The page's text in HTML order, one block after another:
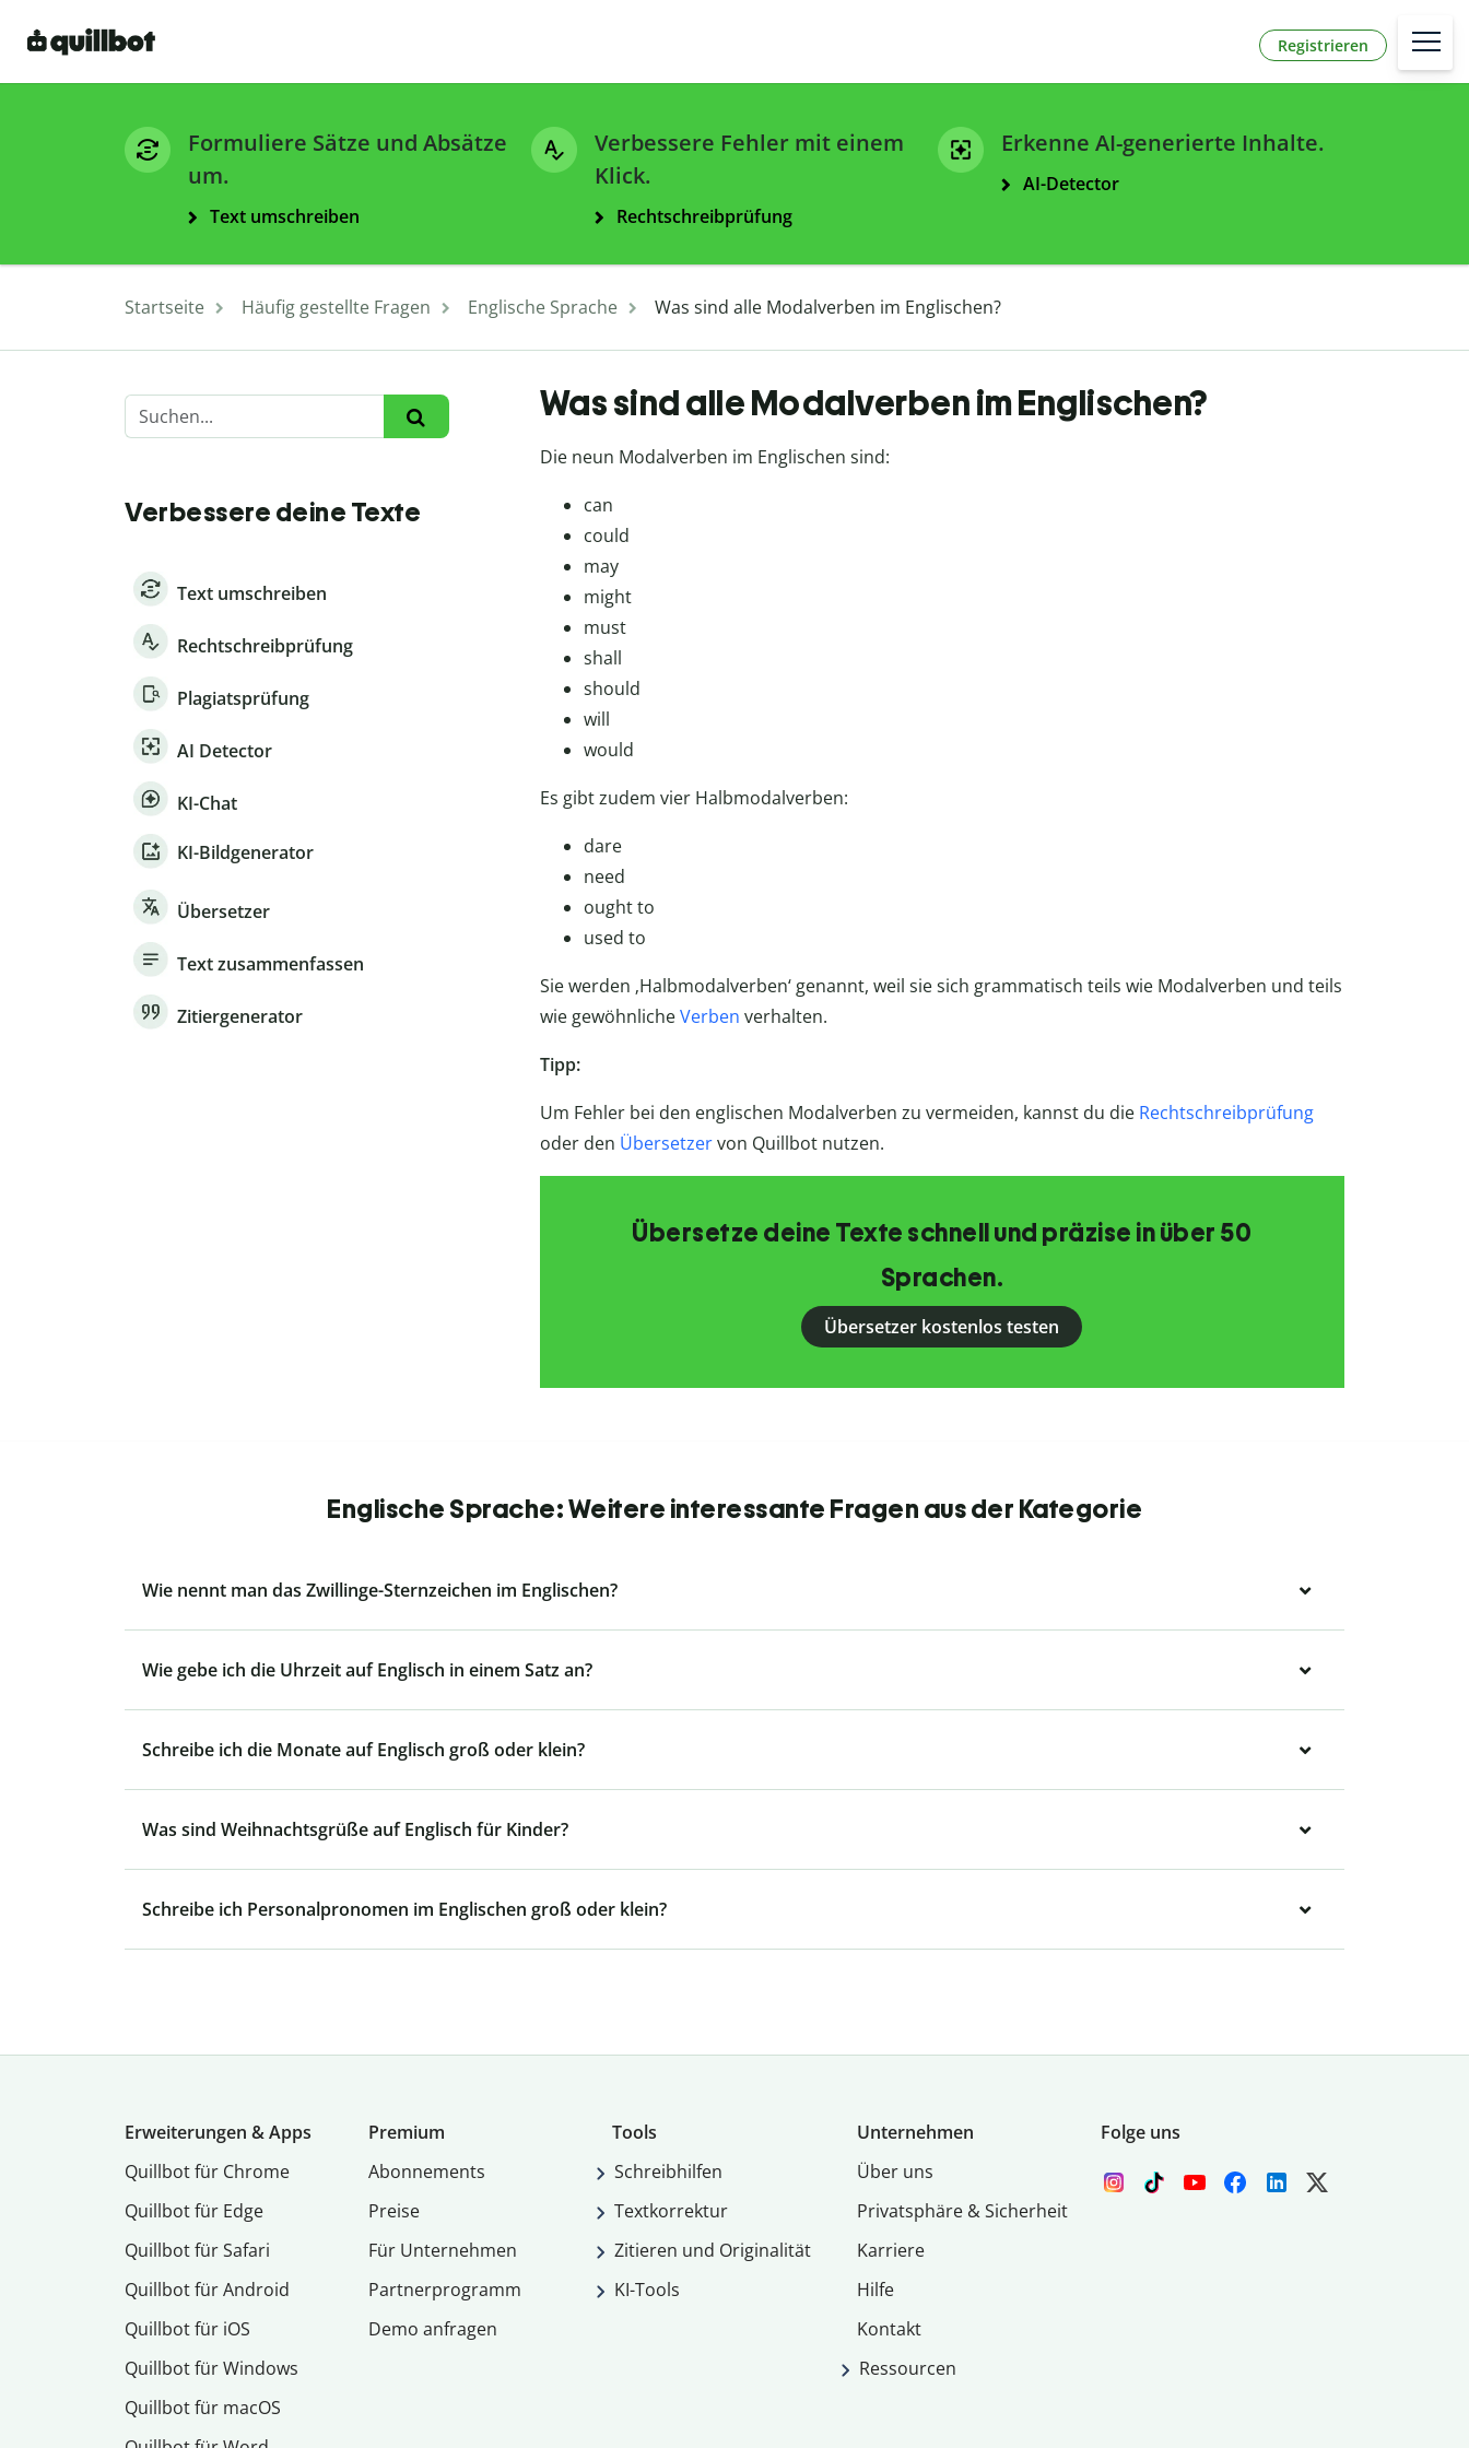
Registrieren
Formuliere Sätze und Absätze
um.
Text umschreiben
Verbessere Fehler mit einem
Klick.
Rechtschreibprüfung
Erkenne AI-generierte Inhalte.
AI-Detector
Startseite Häufig gestellte Fragen Englische Sprache Was sind alle Modalverben im Englischen?
Verbessere deine Texte
Text umschreiben
Rechtschreibprüfung
Plagiatsprüfung
AI Detector
KI-Chat
KI-Bildgenerator
Übersetzer
Text zusammenfassen
Zitiergenerator
Was sind alle Modalverben im Englischen?
Die neun Modalverben im Englischen sind:
can
could
may
might
must
shall
should
will
would
Es gibt zudem vier Halbmodalverben:
dare
need
ought to
used to
Sie werden ‚Halbmodalverben‘ genannt, weil sie sich grammatisch teils wie Modalverben und teils
wie gewöhnlicheVerben verhalten.
Tipp:
Um Fehler bei den englischen Modalverben zu vermeiden, kannst du die Rechtschreibprüfung
oder den Übersetzervon Quillbot nutzen.
Übersetze deine Texte schnell und präzise in über 50
Sprachen.
Übersetzer kostenlos testen
Englische Sprache: Weitere interessante Fragen aus der Kategorie
Wie nennt man das Zwillinge-Sternzeichen im Englischen?
Wie gebe ich die Uhrzeit auf Englisch in einem Satz an?
Schreibe ich die Monate auf Englisch groß oder klein?
Was sind Weihnachtsgrüße auf Englisch für Kinder?
Schreibe ich Personalpronomen im Englischen groß oder klein?
Erweiterungen & Apps
Quillbot für Chrome
Quillbot für Edge
Quillbot für Safari
Quillbot für Android
Quillbot für iOS
Quillbot für Windows
Quillbot für macOS
Premium
Abon­ne­ments
Preise
Für Unternehmen
Partnerprogramm
Demo anfragen
Tools
Schreibhilfen
Textkorrektur
Zitieren und Originalität
KI-Tools
Unternehmen
Über uns
Privatsphäre & Sicherheit
Karriere
Hilfe
Kontakt
Ressourcen
Folge uns